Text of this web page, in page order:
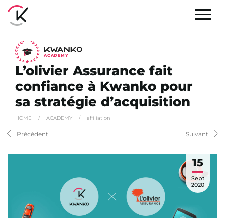
ACADEMY
L’olivier Assurance fait
confiance à Kwanko pour
sa stratégie d’acquisition
HOME / ACADEMY / affiliation
Précédent Suivant
15
Sept
2020